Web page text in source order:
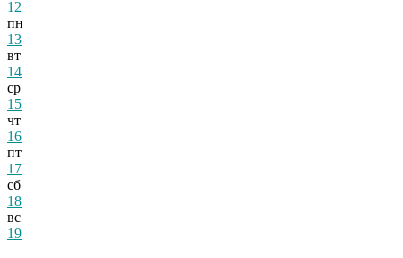
12
пн
13
вт
14
ср
15
чт
16
пт
17
сб
18
вс
19